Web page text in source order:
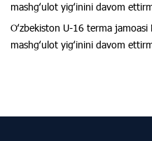
mashgʻulot yigʻinini davom
Oʻzbekiston U-16 terma
mashgʻulot yigʻinini davom